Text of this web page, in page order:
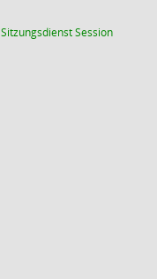
SitzungsdienstSession(Wird in